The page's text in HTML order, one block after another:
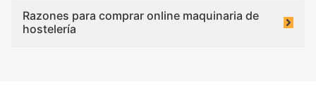
Razones para comprar online maquinaria de
hostelería